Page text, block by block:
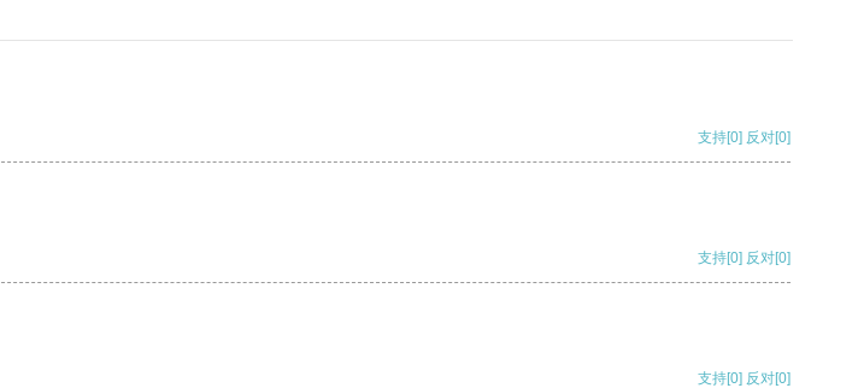
支持[0] 反对[0]
支持[0] 反对[0]
支持[0] 反对[0]